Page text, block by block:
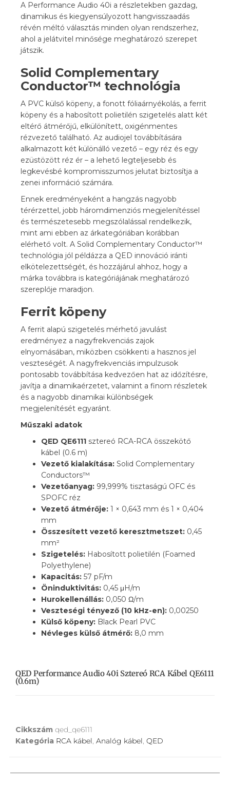
A Performance Audio 40i a részletekben gazdag,
dinamikus és kiegyensúlyozott hangvisszaadás
révén méltó választás minden olyan rendszerhez,
ahol a jelátvitel minősége meghatározó szerepet
játszik.
Solid Complementary
Conductor™ technológia
A PVC külső köpeny, a fonott fóliaárnyékolás, a ferrit
köpeny és a habosított polietilén szigetelés alatt két
eltérő átmérőjű, elkülönített, oxigénmentes
rézvezető található. Az audiojel továbbítására
alkalmazott két különálló vezető – egy réz és egy
ezüstözött réz ér – a lehető legteljesebb és
legkevésbé kompromisszumos jelutat biztosítja a
zenei információ számára.
Ennek eredményeként a hangzás nagyobb
térérzettel, jobb háromdimenziós megjelenítéssel
és természetesebb megszólalással rendelkezik,
mint ami ebben az árkategóriában korábban
elérhető volt. A Solid Complementary Conductor™
technológia jól példázza a QED innováció iránti
elkötelezettségét, és hozzájárul ahhoz, hogy a
márka továbbra is kategóriájának meghatározó
szereplője maradjon.
Ferrit köpeny
A ferrit alapú szigetelés mérhető javulást
eredményez a nagyfrekvenciás zajok
elnyomásában, miközben csökkenti a hasznos jel
veszteségét. A nagyfrekvenciás impulzusok
pontosabb továbbítása kedvezően hat az időzítésre,
javítja a dinamikaérzetet, valamint a finom részletek
és a nagyobb dinamikai különbségek
megjelenítését egyaránt.
Műszaki adatok
QED QE6111 sztereó RCA-RCA összekötő
kábel (0.6 m)
Vezető kialakítása: Solid Complementary
Conductors™
Vezetőanyag: 99,999% tisztaságú OFC és
SPOFC réz
Vezető átmérője: 1 × 0,643 mm és 1 × 0,404
mm
Összesített vezető keresztmetszet: 0,45
mm²
Szigetelés: Habosított polietilén (Foamed
Polyethylene)
Kapacitás: 57 pF/m
Öninduktivitás: 0,45 μH/m
Hurokellenállás: 0,050 Ω/m
Veszteségi tényező (10 kHz-en): 0,00250
Külső köpeny: Black Pearl PVC
Névleges külső átmérő: 8,0 mm
QED Performance Audio 40i Sztereó RCA Kábel QE6111
(0.6m)
Cikkszám qed_qe6111
Kategória RCA kábel, Analóg kábel, QED